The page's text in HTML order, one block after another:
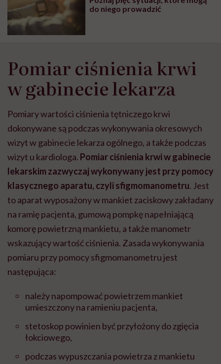
do niego prowadzić
Pomiar ciśnienia krwi
w gabinecie lekarza
Pomiary wartości ciśnienia tętniczego krwi
dokonywane są podczas wykonywania okresowych
wizyt w gabinecie lekarza ogólnego, a także podczas
wizyt u kardiologa. Pomiar ciśnienia krwi w gabinecie
lekarskim zazwyczaj wykonywany jest przy pomocy
klasycznego aparatu, czyli sfigmomanometru. Jest
to aparat wyposażony w mankiet zaciskowy zakładany
na ramię pacjenta, gumową pompkę napełniającą
komorę powietrzną mankietu, a także manometr
wskazujący wartość ciśnienia. Zasada wykonywania
pomiaru przy pomocy sfigmomanometru jest
następująca:
należy napompować powietrzem mankiet
umieszczony na ramieniu pacjenta,
stetoskop powinien być przyłożony do zgięcia
łokciowego,
podczas wypuszczania powietrza z mankietu